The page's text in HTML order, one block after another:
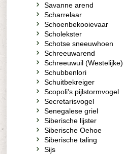
Savanne arend
Scharrelaar
Schoenbekooievaar
Scholekster
Schotse sneeuwhoen
Schreeuwarend
Schreeuwuil (Westelijke)
Schubbenlori
Schuitbekreiger
Scopoli's pijlstormvogel
Secretarisvogel
Senegalese griel
Siberische lijster
Siberische Oehoe
Siberische taling
Sijs